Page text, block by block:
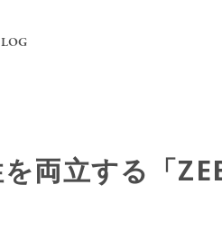
替えや新規設置工事
両立する「